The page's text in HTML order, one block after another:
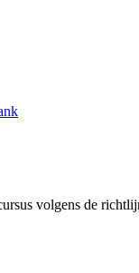
volgens de